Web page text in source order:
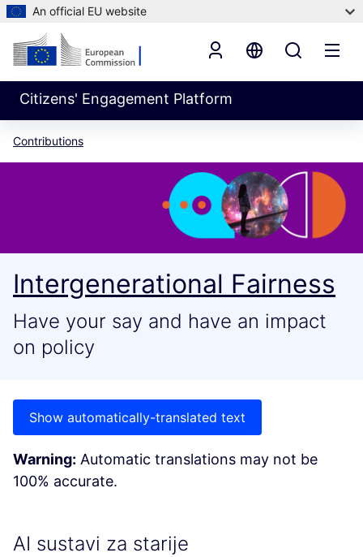
An official EU website
Citizens' Engagement Platform
Contributions
Intergenerational Fairness
Have your say and have an impact
on policy
Show automatically-translated text
Warning: Automatic translations may not be
100% accurate.
AI sustavi za starije